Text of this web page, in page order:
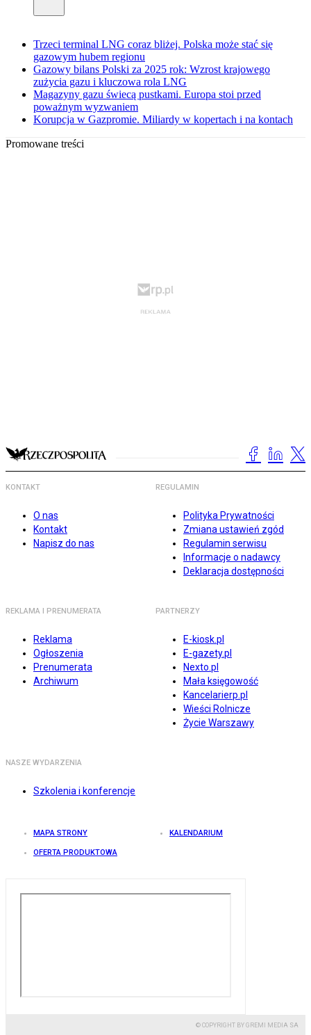
Trzeci terminal LNG coraz bliżej. Polska może stać się
gazowym hubem regionu
Gazowy bilans Polski za 2025 rok: Wzrost krajowego
zużycia gazu i kluczowa rola LNG
Magazyny gazu świecą pustkami. Europa stoi przed
poważnym wyzwaniem
Korupcja w Gazpromie. Miliardy w kopertach i na kontach
Promowane treści
KONTAKT
O nas
Kontakt
Napisz do nas
REGULAMIN
Polityka Prywatności
Zmiana ustawień zgód
Regulamin serwisu
Informacje o nadawcy
Deklaracja dostępności
REKLAMA I PRENUMERATA
Reklama
Ogłoszenia
Prenumerata
Archiwum
PARTNERZY
E-kiosk.pl
E-gazety.pl
Nexto.pl
Mała księgowość
Kancelarierp.pl
Wieści Rolnicze
Życie Warszawy
NASZE WYDARZENIA
Szkolenia i konferencje
MAPA STRONY KALENDARIUM
OFERTA PRODUKTOWA
© COPYRIGHT BY GREMI MEDIA SA